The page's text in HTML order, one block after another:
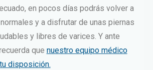
en pocos días podrás volver a
y a disfrutar de unas piernas
y libres de varices. Y ante
que nuestro equipo médico
disposición.